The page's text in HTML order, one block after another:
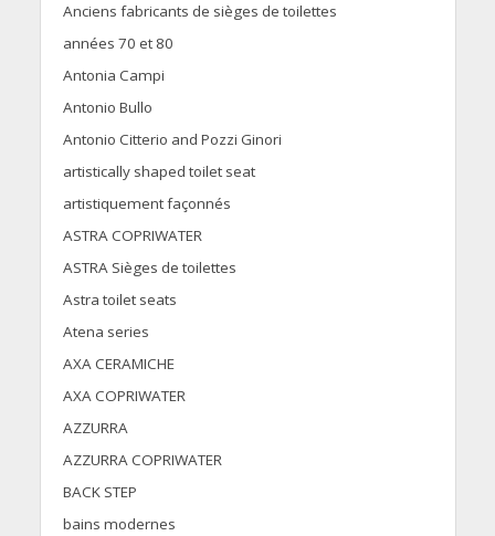
Anciens fabricants de sièges de toilettes
années 70 et 80
Antonia Campi
Antonio Bullo
Antonio Citterio and Pozzi Ginori
artistically shaped toilet seat
artistiquement façonnés
ASTRA COPRIWATER
ASTRA Sièges de toilettes
Astra toilet seats
Atena series
AXA CERAMICHE
AXA COPRIWATER
AZZURRA
AZZURRA COPRIWATER
BACK STEP
bains modernes